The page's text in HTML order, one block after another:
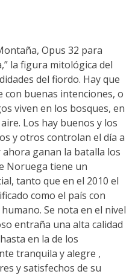
Opus 32 para
la figura mitológica del
del fiordo. Hay que
con buenas intenciones, o
viven en los bosques, en
Los hay buenos y los
y otros controlan el día a
ganan la batalla los
Noruega tiene un
tanto que en el 2010 el
como el país con
Se nota en el nivel
entraña una alta calidad
en la de los
tranquila y alegre ,
y satisfechos de su